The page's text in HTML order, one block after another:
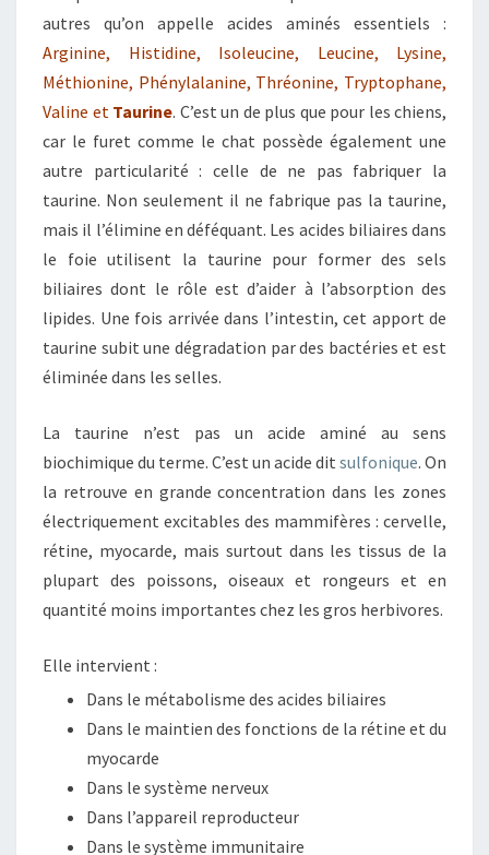
autres qu’on appelle acides aminés essentiels :
Arginine, Histidine, Isoleucine, Leucine, Lysine,
Méthionine, Phénylalanine, Thréonine, Tryptophane,
Valine et Taurine. C’est un de plus que pour les chiens,
car le furet comme le chat possède également une
autre particularité : celle de ne pas fabriquer la
taurine. Non seulement il ne fabrique pas la taurine,
mais il l’élimine en déféquant. Les acides biliaires dans
le foie utilisent la taurine pour former des sels
biliaires dont le rôle est d’aider à l’absorption des
lipides. Une fois arrivée dans l’intestin, cet apport de
taurine subit une dégradation par des bactéries et est
éliminée dans les selles.
La taurine n’est pas un acide aminé au sens
biochimique du terme. C’est un acide dit sulfonique. On
la retrouve en grande concentration dans les zones
électriquement excitables des mammifères : cervelle,
rétine, myocarde, mais surtout dans les tissus de la
plupart des poissons, oiseaux et rongeurs et en
quantité moins importantes chez les gros herbivores.
Elle intervient :
Dans le métabolisme des acides biliaires
Dans le maintien des fonctions de la rétine et du
myocarde
Dans le système nerveux
Dans l’appareil reproducteur
Dans le système immunitaire